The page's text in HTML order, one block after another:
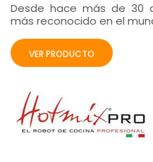
Desde hace más de 30
más reconocido en el
VER PRODUCTO